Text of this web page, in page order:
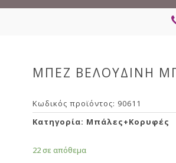
ΜΠΕΖ ΒΕΛΟΥΔΙΝΗ
Κωδικός προϊόντος: 90611
Κατηγορία: Μπάλες+Κορυφές
22 σε απόθεμα